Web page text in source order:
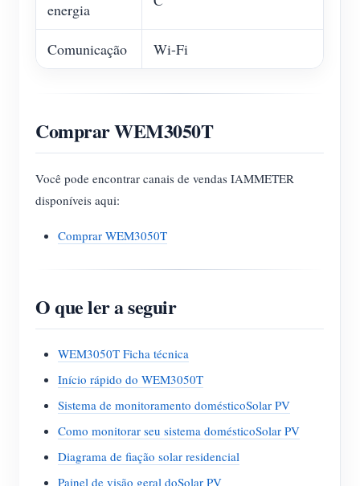
energia
Comunicação Wi-Fi
Comprar WEM3050T
Você pode encontrar canais de vendas IAMMETER
disponíveis aqui:
Comprar WEM3050T
O que ler a seguir
WEM3050T Ficha técnica
Início rápido do WEM3050T
Sistema de monitoramento domésticoSolar PV
Como monitorar seu sistema domésticoSolar PV
Diagrama de fiação solar residencial
Painel de visão geral doSolar PV